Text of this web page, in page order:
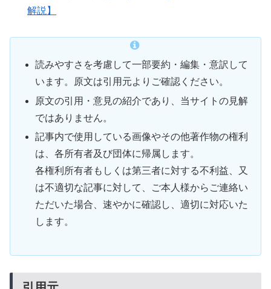
解説】
読みやすさを考慮して一部要約・編集・意訳して
います。原文は引用元よりご確認ください。
原文の引用・意見の紹介であり、当サイトの見解
ではありません。
記事内で使用している画像やその他著作物の権利
は、各所有者及び団体に帰属します。
各権利所有者もしくは第三者に対する不利益、又
は不適切な記事に対して、ご本人様からご連絡い
ただいた場合、速やかに確認し、適切に対応いた
します。